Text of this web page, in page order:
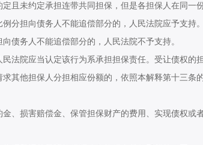
未约定承担连带共同担保，但是各担保人在同一
分担向债务人不能追偿部分的，人民法院应予支持。
务人不能追偿部分的，人民法院不予支持。
院应当认定该行为系承担担保责任。受让债权的
其他担保人分担相应份额的，依照本解释第十三条
损害赔偿金、保管担保财产的费用、实现债权或